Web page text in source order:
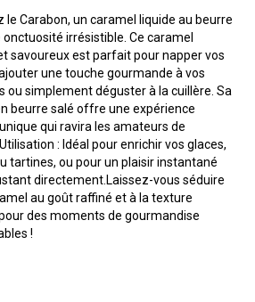
le Carabon, un caramel liquide au beurre
onctuosité irrésistible. Ce caramel
savoureux est parfait pour napper vos
une touche gourmande à vos
ou simplement déguster à la cuillère. Sa
beurre salé offre une expérience
qui ravira les amateurs de
: Idéal pour enrichir vos glaces,
tartines, ou pour un plaisir instantané
directement.Laissez-vous séduire
au goût raffiné et à la texture
des moments de gourmandise
!